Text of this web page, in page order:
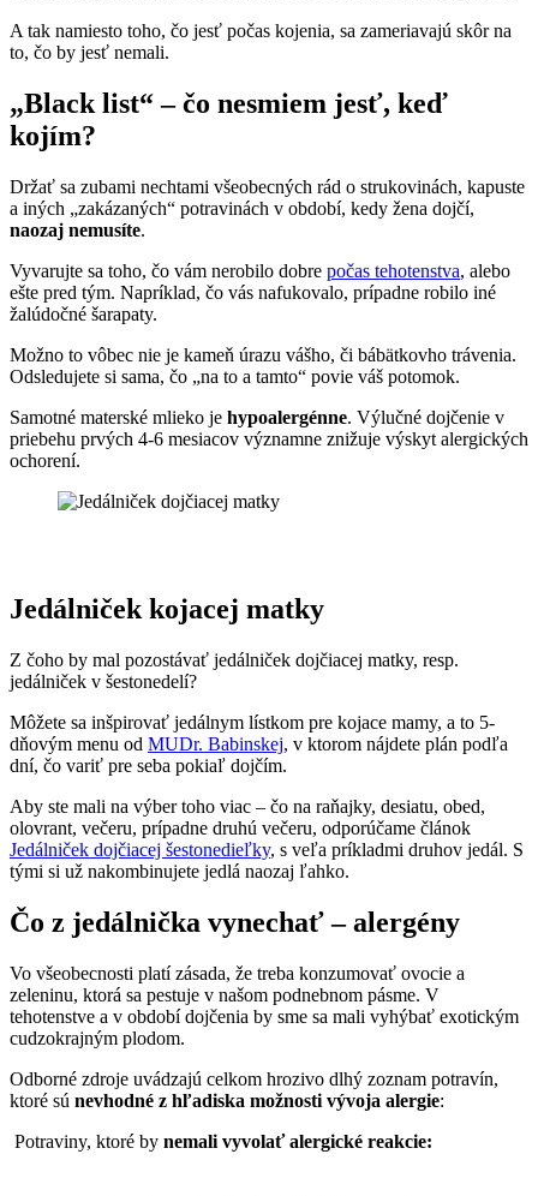
A tak namiesto toho, čo jesť počas kojenia, sa zameriavajú skôr na
to, čo by jesť nemali.
„Black list“ – čo nesmiem jesť, keď
kojím?
Držať sa zubami nechtami všeobecných rád o strukovinách, kapuste
a iných „zakázaných“ potravinách v období, kedy žena dojčí,
naozaj nemusíte.
Vyvarujte sa toho, čo vám nerobilo dobre počas tehotenstva, alebo
ešte pred tým. Napríklad, čo vás nafukovalo, prípadne robilo iné
žalúdočné šarapaty.
Možno to vôbec nie je kameň úrazu vášho, či bábätkovho trávenia.
Odsledujete si sama, čo „na to a tamto“ povie váš potomok.
Samotné materské mlieko je hypoalergénne. Výlučné dojčenie v
priebehu prvých 4-6 mesiacov významne znižuje výskyt alergických
ochorení.
Jedálniček kojacej matky
Z čoho by mal pozostávať jedálniček dojčiacej matky, resp.
jedálniček v šestonedelí?
Môžete sa inšpirovať jedálnym lístkom pre kojace mamy, a to 5-
dňovým menu od MUDr. Babinskej, v ktorom nájdete plán podľa
dní, čo variť pre seba pokiaľ dojčím.
Aby ste mali na výber toho viac – čo na raňajky, desiatu, obed,
olovrant, večeru, prípadne druhú večeru, odporúčame článok
Jedálniček dojčiacej šestonedieľky, s veľa príkladmi druhov jedál. S
tými si už nakombinujete jedlá naozaj ľahko.
Čo z jedálnička vynechať – alergény
Vo všeobecnosti platí zásada, že treba konzumovať ovocie a
zeleninu, ktorá sa pestuje v našom podnebnom pásme. V
tehotenstve a v období dojčenia by sme sa mali vyhýbať exotickým
cudzokrajným plodom.
Odborné zdroje uvádzajú celkom hrozivo dlhý zoznam potravín,
ktoré sú nevhodné z hľadiska možnosti vývoja alergie:
Potraviny, ktoré by nemali vyvolať alergické reakcie: